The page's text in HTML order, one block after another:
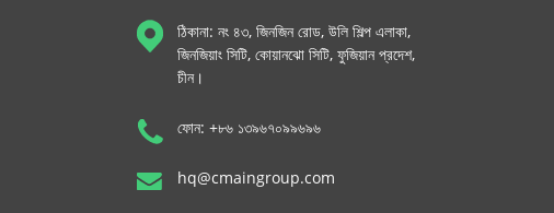
ঠিকানা: নং ৪৩, জিনজিন রোড, উলি শিল্প এলাকা,
জিনজিয়াং সিটি, কোয়ানঝো সিটি, ফুজিয়ান প্রদেশ,
চীন।
ফোন: +৮৬ ১৩৯৬৭০৯৯৬৯৬
hq@cmaingroup.com